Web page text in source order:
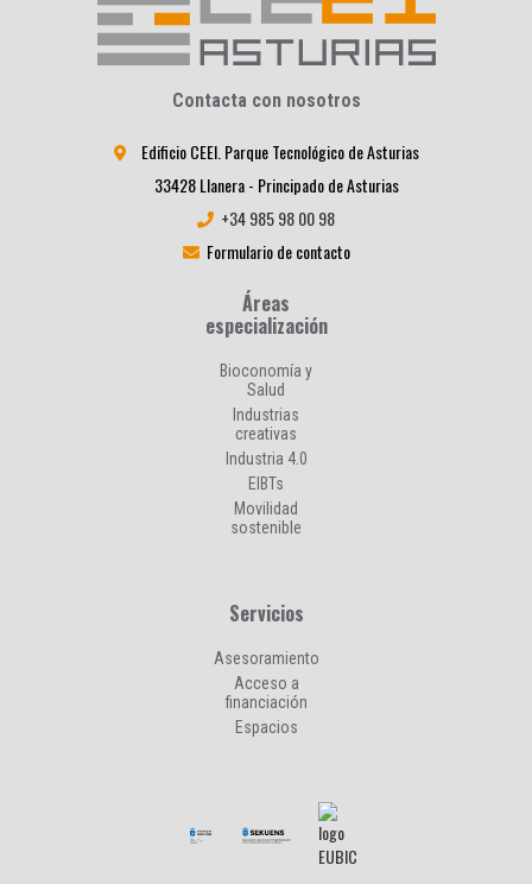
Contacta con nosotros
Edificio CEEI. Parque Tecnológico de Asturias
33428 Llanera - Principado de Asturias
+34 985 98 00 98
Formulario de contacto
Áreas
especialización
Bioconomía y
Salud
Industrias
creativas
Industria 4.0
EIBTs
Movilidad
sostenible
Servicios
Asesoramiento
Acceso a
financiación
Espacios